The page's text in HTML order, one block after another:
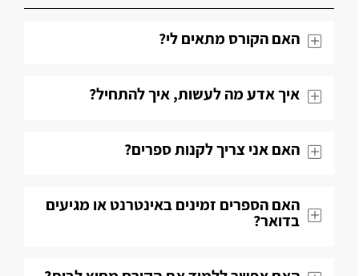
האם הקורס מתאים לי?
איך אדע מה לעשות, איך להתחיל?
האם אני צריך לקנות ספרים?
האם הספרים זמינים באינטרנט או מגיעים
בדואר?